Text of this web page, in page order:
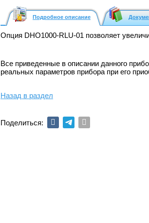
Подробное описание
Опция DHO1000-RLU-01 позволяет
Все приведенные в описании данного
реальных параметров прибора при его
Назад в раздел
Поделиться: